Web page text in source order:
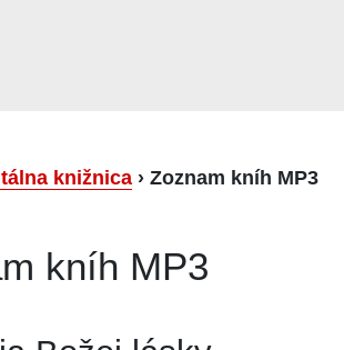
knižnica › Zoznam kníh MP3
kníh MP3